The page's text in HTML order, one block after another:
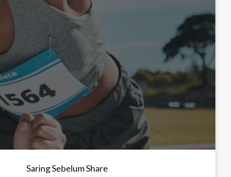
Saring Sebelum Share